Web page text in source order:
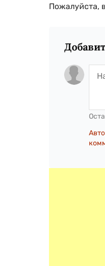
Пожалуйста,